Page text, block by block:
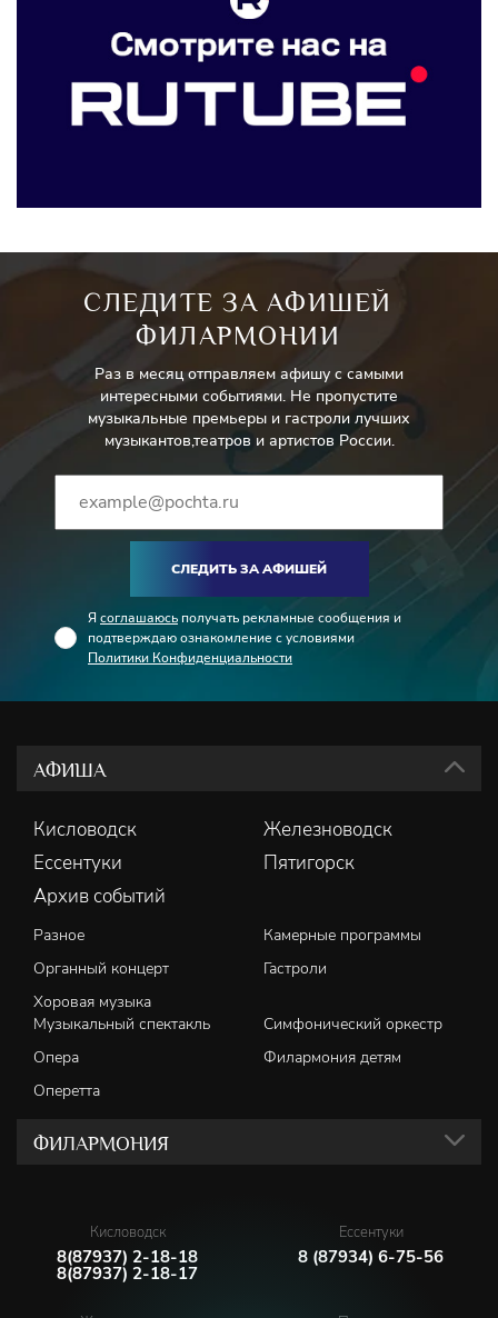
СЛЕДИТЕ ЗА АФИШЕЙ
ФИЛАРМОНИИ
Раз в месяц отправляем афишу с самыми
интересными событиями. Не пропустите
музыкальные премьеры и гастроли лучших
музыкантов,театров и артистов России.
СЛЕДИТЬ ЗА АФИШЕЙ
Я соглашаюсь получать рекламные сообщения и
подтверждаю ознакомление с условиями
Политики Конфиденциальности
АФИША
Кисловодск
Железноводск
Ессентуки
Пятигорск
Архив событий
Разное
Камерные программы
Органный концерт
Гастроли
Хоровая музыка
Музыкальный спектакль
Симфонический оркестр
Опера
Филармония детям
Оперетта
ФИЛАРМОНИЯ
Кисловодск
8(87937) 2-18-18
8(87937) 2-18-17
Ессентуки
8 (87934) 6-75-56